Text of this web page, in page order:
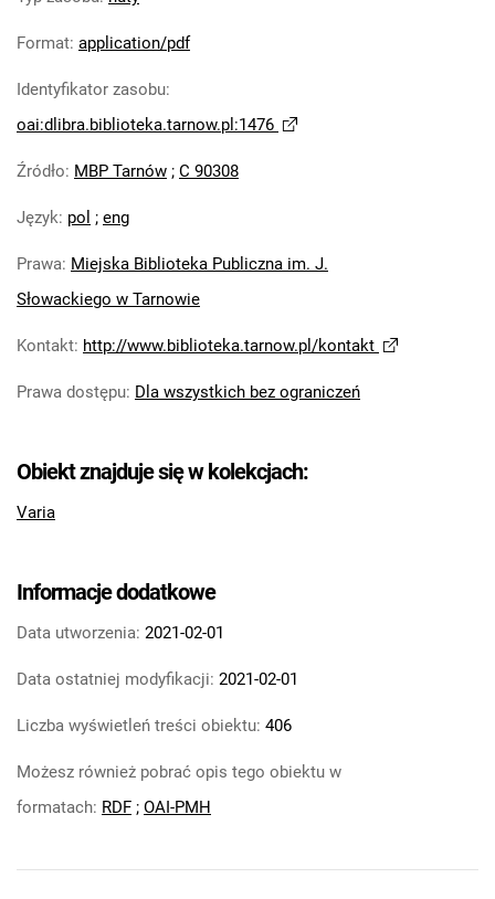
Format: application/pdf
Identyfikator zasobu:
oai:dlibra.biblioteka.tarnow.pl:1476
Źródło: MBP Tarnów ; C 90308
Język: pol ; eng
Prawa: Miejska Biblioteka Publiczna im. J.
Słowackiego w Tarnowie
Kontakt: http://www.biblioteka.tarnow.pl/kontakt
Prawa dostępu: Dla wszystkich bez ograniczeń
Obiekt znajduje się w kolekcjach:
Varia
Informacje dodatkowe
Data utworzenia: 2021-02-01
Data ostatniej modyfikacji: 2021-02-01
Liczba wyświetleń treści obiektu: 406
Możesz również pobrać opis tego obiektu w
formatach: RDF ; OAI-PMH